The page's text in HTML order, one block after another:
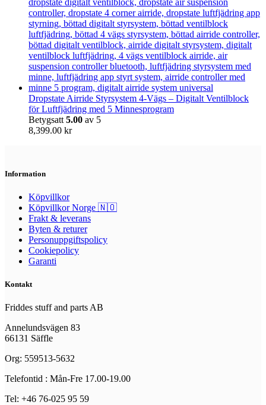
Dropstate Airride Styrsystem 4-Vägs – Digitalt Ventilblock
för Luftfjädring med 5 Minnesprogram
Betygsatt 5.00 av 5
8,399.00 kr
Information
Köpvillkor
Köpvillkor Norge 🇳🇴
Frakt & leverans
Byten & returer
Personuppgiftspolicy
Cookiepolicy
Garanti
Kontakt
Friddes stuff and parts AB
Annelundsvägen 83
66131 Säffle
Org: 559513-5632
Telefontid : Mån-Fre 17.00-19.00
Tel: +46 76-025 95 59